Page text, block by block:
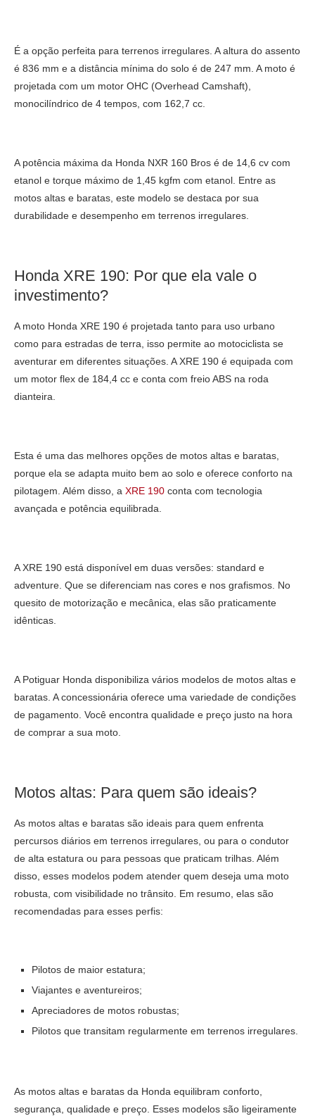
É a opção perfeita para terrenos irregulares. A altura do assento
é 836 mm e a distância mínima do solo é de 247 mm. A moto é
projetada com um motor OHC (Overhead Camshaft),
monocilíndrico de 4 tempos, com 162,7 cc.
A potência máxima da Honda NXR 160 Bros é de 14,6 cv com
etanol e torque máximo de 1,45 kgfm com etanol. Entre as
motos altas e baratas, este modelo se destaca por sua
durabilidade e desempenho em terrenos irregulares.
Honda XRE 190: Por que ela vale o
investimento?
A moto Honda XRE 190 é projetada tanto para uso urbano
como para estradas de terra, isso permite ao motociclista se
aventurar em diferentes situações. A XRE 190 é equipada com
um motor flex de 184,4 cc e conta com freio ABS na roda
dianteira.
Esta é uma das melhores opções de motos altas e baratas,
porque ela se adapta muito bem ao solo e oferece conforto na
pilotagem. Além disso, a XRE 190 conta com tecnologia
avançada e potência equilibrada.
A XRE 190 está disponível em duas versões: standard e
adventure. Que se diferenciam nas cores e nos grafismos. No
quesito de motorização e mecânica, elas são praticamente
idênticas.
A Potiguar Honda disponibiliza vários modelos de motos altas e
baratas. A concessionária oferece uma variedade de condições
de pagamento. Você encontra qualidade e preço justo na hora
de comprar a sua moto.
Motos altas: Para quem são ideais?
As motos altas e baratas são ideais para quem enfrenta
percursos diários em terrenos irregulares, ou para o condutor
de alta estatura ou para pessoas que praticam trilhas. Além
disso, esses modelos podem atender quem deseja uma moto
robusta, com visibilidade no trânsito. Em resumo, elas são
recomendadas para esses perfis:
Pilotos de maior estatura;
Viajantes e aventureiros;
Apreciadores de motos robustas;
Pilotos que transitam regularmente em terrenos irregulares.
As motos altas e baratas da Honda equilibram conforto,
segurança, qualidade e preço. Esses modelos são ligeiramente